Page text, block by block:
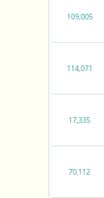
109,005
114,071
17,335
70,112